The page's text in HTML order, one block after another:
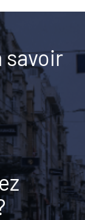
savoir